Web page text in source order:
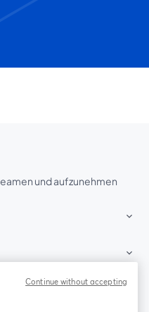
und aufzunehmen
Continue without accepting